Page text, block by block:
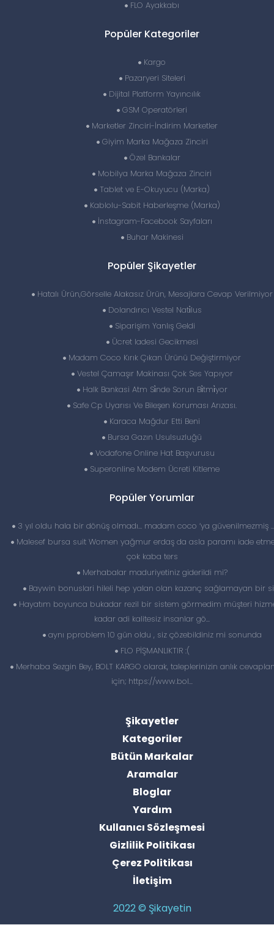
FLO Ayakkabı
Popüler Kategoriler
Kargo
Pazaryeri Siteleri
Dijital Platform Yayıncılık
GSM Operatörleri
Marketler Zinciri-İndirim Marketler
Giyim Marka Mağaza Zinciri
Özel Bankalar
Mobilya Marka Mağaza Zinciri
Tablet ve E-Okuyucu (Marka)
Kablolu-Sabit Haberleşme (Marka)
İnstagram-Facebook Sayfaları
Buhar Makinesi
Popüler Şikayetler
Hatalı Ürün,Görselle Alakasız Ürün, Mesajlara Cevap Verilmiyor
Dolandırıcı Vestel Nati̇lus
Siparişim Yanlış Geldi
Ücret Iadesi Gecikmesi
Madam Coco Kırık Çıkan Ürünü Değiştirmiyor
Vestel Çamaşır Makinası Çok Ses Yapıyor
Halk Bankasi Atm Si̇nde Sorun Bi̇tmi̇yor
Safe Cp Uyarısı Ve Bileşen Koruması Arızası.
Karaca Mağdur Etti Beni
Bursa Gazın Usulsuzluğü
Vodafone Online Hat Başvurusu
Superonline Modem Ücreti Kitleme
Popüler Yorumlar
3 yıl oldu hala bir dönüş olmadı… madam coco ‘ya güvenilmezmiş
Malesef bursa suit Women yağmur erdaş da asla paramı iade
çok kaba ters
Merhabalar maduriyetiniz giderildi mi?
Baywin bonuslari hileli hep yalan olan kazanç sağlamayan bir
Hayatım boyunca bukadar rezil bir sistem görmedim müşteri
kadar adi kalitesiz insanlar gö...
aynı pproblem 10 gün oldu , siz çözebildiniz mi sonunda
FLO PİŞMANLIKTIR :(
Merhaba Sezgin Bey, BOLT KARGO olarak, taleplerinizin anlık
için; https://www.bol...
Şikayetler
Kategoriler
Bütün Markalar
Aramalar
Bloglar
Yardım
Kullanıcı Sözleşmesi
Gizlilik Politikası
Çerez Politikası
İletişim
2022 © Şikayetin